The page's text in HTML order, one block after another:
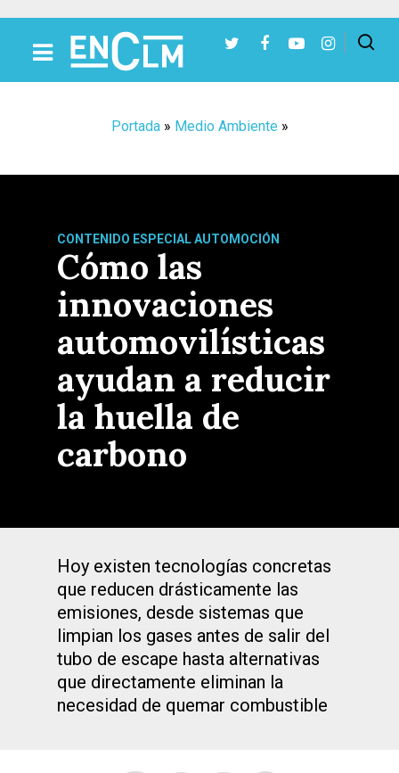
Portada» Medio Ambiente »
CONTENIDO ESPECIAL AUTOMOCIÓN
Cómo las
innovaciones
automovilísticas
ayudan a reducir
la huella de
carbono
Hoy existen tecnologías concretas
que reducen drásticamente las
emisiones, desde sistemas que
limpian los gases antes de salir del
tubo de escape hasta alternativas
que directamente eliminan la
necesidad de quemar combustible